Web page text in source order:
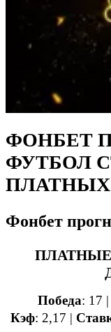
ФОНБЕТ
ФУТБОЛ
ПЛАТНЫХ
Фонбет
Победа: 17 |
Кэф: 2,17 |